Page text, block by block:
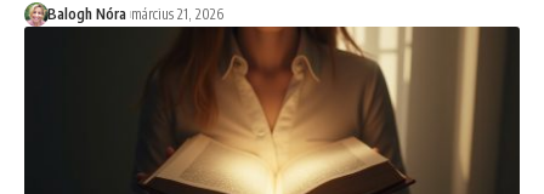
Balogh Nóra március 21, 2026